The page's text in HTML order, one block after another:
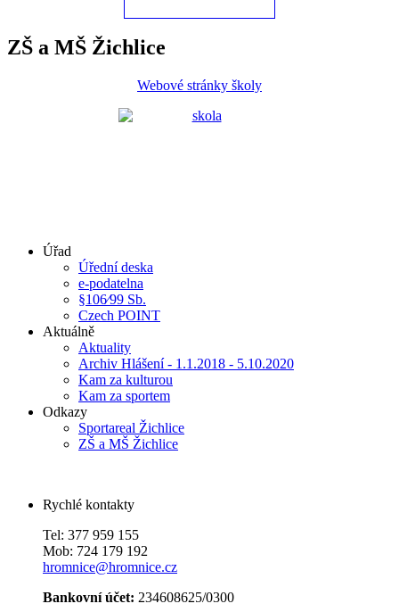
ZŠ a MŠ Žichlice
Webové stránky školy
Úřad
Úřední deska
e-podatelna
§106⁄99 Sb.
Czech POINT
Aktuálně
Aktuality
Archiv Hlášení - 1.1.2018 - 5.10.2020
Kam za kulturou
Kam za sportem
Odkazy
Sportareal Žichlice
ZŠ a MŠ Žichlice
Rychlé kontakty
Tel: 377 959 155
Mob: 724 179 192
hromnice@hromnice.cz
Bankovní účet: 234608625/0300